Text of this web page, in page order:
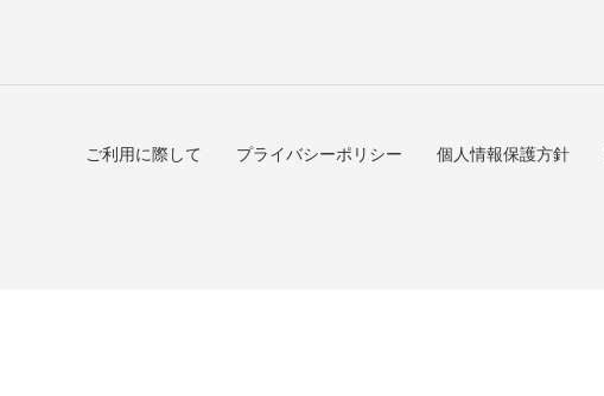
ご利用に際して プライバシーポリシー 個人情報保護方針